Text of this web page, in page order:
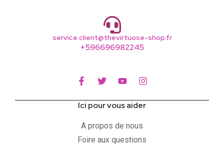
service.client@thevirtuose-shop.fr
+596696982245
Ici pour vous aider
A propos de nous
Foire aux questions